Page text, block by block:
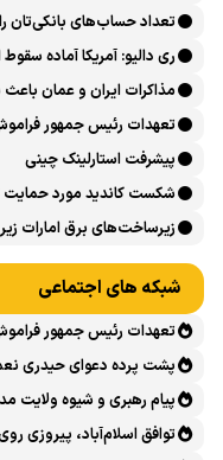
تعداد حساب‌های بانکی‌تان را
ری دالیو: آمریکا آماده
مذاکرات ایران و عمان
تعهدات رئیس جمهور
پیشرفت ‏استارلینک چینی
شکست کاندید مورد حمایت
زیرساخت‌های برق امارات
شبکه های اجتماعی
تعهدات رئیس جمهور
پشت پرده دعوای حیدری
پیام رهبری و شیوه ولایت
توافق اسلام‌آباد، پیروزی